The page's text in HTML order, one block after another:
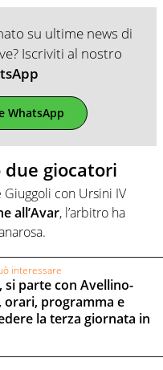
su ultime news di
Iscriviti al nostro
WhatsApp
due giocatori
Giuggoli con Ursini IV
all’Avar, l’arbitro ha
interessare
si parte con Avellino-
orari, programma e
la terza giornata in